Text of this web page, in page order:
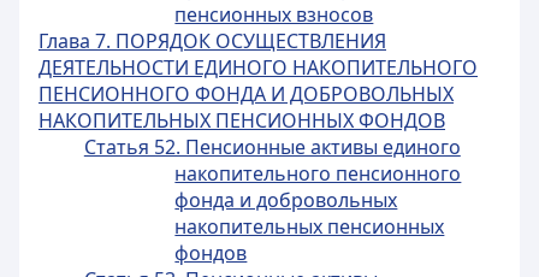
пенсионных взносов
Глава 7. ПОРЯДОК ОСУЩЕСТВЛЕНИЯ
ДЕЯТЕЛЬНОСТИ ЕДИНОГО НАКОПИТЕЛЬНОГО
ПЕНСИОННОГО ФОНДА И ДОБРОВОЛЬНЫХ
НАКОПИТЕЛЬНЫХ ПЕНСИОННЫХ ФОНДОВ
Статья 52. Пенсионные активы единого
накопительного пенсионного
фонда и добровольных
накопительных пенсионных
фондов